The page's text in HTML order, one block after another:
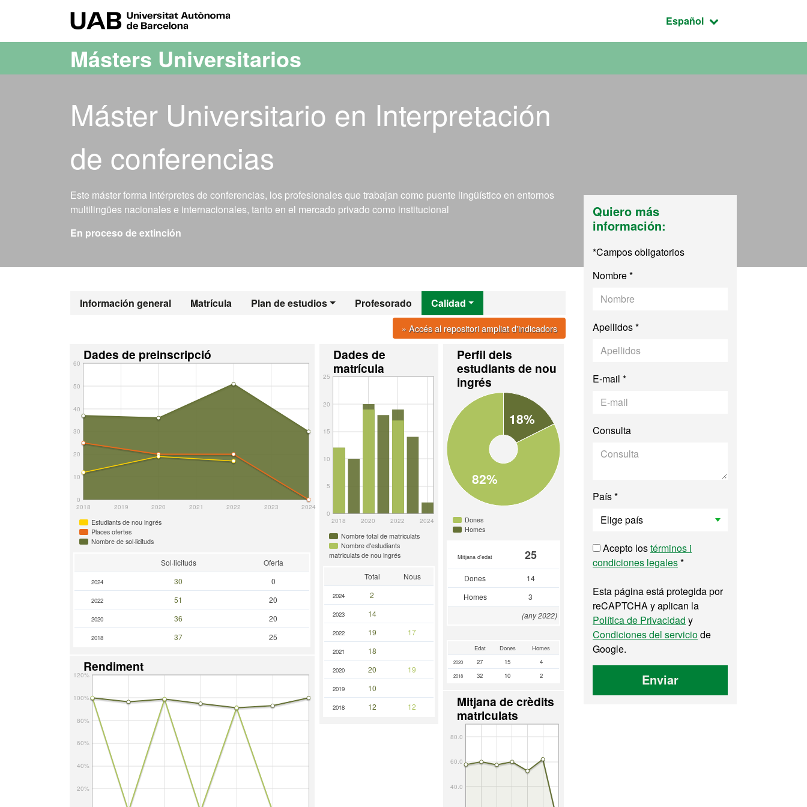
Idioma seleccionado:
Español
Másters Universitarios
Máster Universitario en Interpretación
de conferencias
Este máster forma intérpretes de conferencias, los profesionales que trabajan como puente lingüístico en entornos
multilingües nacionales e internacionales, tanto en el mercado privado como institucional
En proceso de extinción
Información general Matrícula Plan de estudios Profesorado Calidad
» Accés al repositori ampliat d'indicadors
Perfil dels
estudiants de nou
ingrés
18%
82%
Dones
Homes
Mitjana d'edat 25
Dones
14
Homes
3
(any 2022)
Edat Dones Homes
2020 27 15 4
2018 32 10 2
Mitjana de crèdits
matriculats
40.0
60.0
80.0
Dades de
matrícula
2018 2020 2022 2024
0
5
10
15
20
25
Nombre total de matriculats
Nombre d'estudiants
matriculats de nou ingrés
Total Nous
2024 2
2023 14
2022 19 17
2021 18
2020 20 19
2019 10
2018 12 12
Dades de preinscripció
2018 2019 2020 2021 2022 2023 2024
0
10
20
30
40
50
60
Estudiants de nou ingrés
Places ofertes
Nombre de sol·licituds
Sol·licituds Oferta
2024 30 0
2022 51 20
2020 36 20
2018 37 25
Rendiment
20%
40%
60%
80%
100%
120%
Quiero más
información:
*Campos obligatorios
Nombre *
Apellidos *
E-mail *
Consulta
País *
Acepto lostérminos i
condiciones legales*
Esta página está protegida por
reCAPTCHA y aplican la
Política de Privacidad y
Condiciones del serviciode
Google.
Enviar